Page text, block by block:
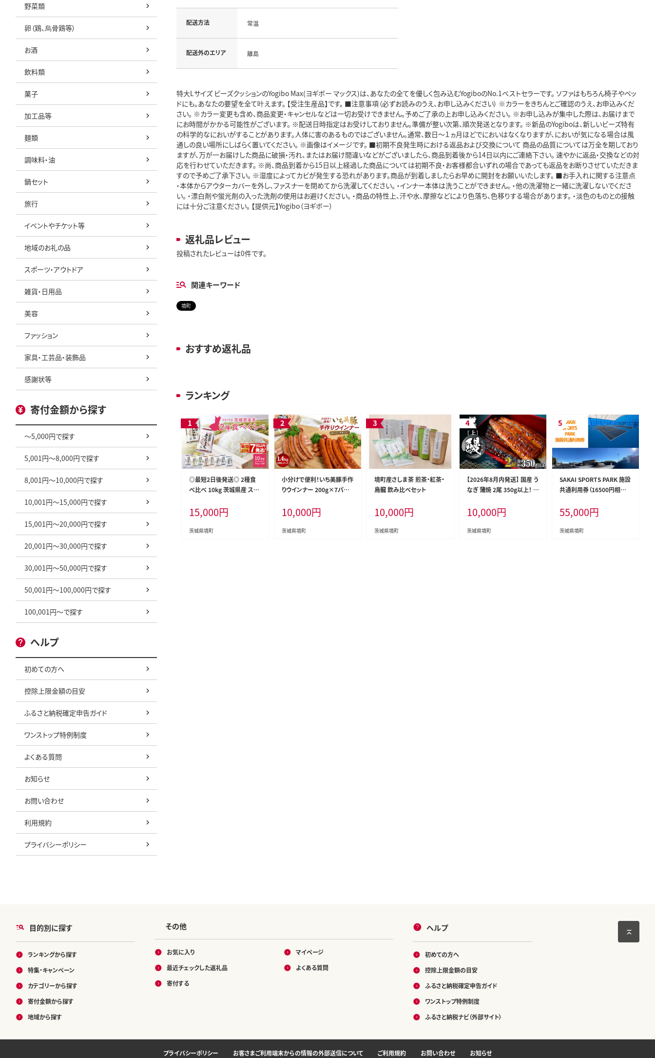
野菜類
卵（鶏、烏骨鶏等）
お酒
飲料類
菓子
加工品等
麺類
調味料・油
鍋セット
旅行
イベントやチケット等
地域のお礼の品
スポーツ・アウトドア
雑貨・日用品
美容
ファッション
家具・工芸品・装飾品
感謝状等
寄付金額から探す
～5,000円で探す
5,001円～8,000円で探す
8,001円～10,000円で探す
10,001円～15,000円で探す
15,001円～20,000円で探す
20,001円～30,000円で探す
30,001円～50,000円で探す
50,001円～100,000円で探す
100,001円～で探す
ヘルプ
初めての方へ
控除上限金額の目安
ふるさと納税確定申告ガイド
ワンストップ特例制度
よくある質問
お知らせ
お問い合わせ
利用規約
プライバシーポリシー
配送方法 常温
配送外のエリア 離島
特大Lサイズ ビーズクッションのYogibo Max(ヨギボー マックス)は、あなたの全てを優しく包み込むYogiboのNo.1ベストセラーです。 ソファはもちろん椅子やベッ
ドにも。あなたの要望を全て叶えます。 【受注生産品】です。 ■注意事項（必ずお読みのうえ、お申し込みください） ※カラーをきちんとご確認のうえ、お申込みくだ
さい。 ※カラー変更も含め、商品変更・キャンセルなどは一切お受けできません。予めご了承の上お申し込みください｡ ※お申し込みが集中した際は、お届けまで
にお時間がかかる可能性がございます。 ※配送日時指定はお受けしておりません。準備が整い次第、順次発送となります。 ※新品のYogiboは、新しいビーズ特有
の科学的なにおいがすることがあります。人体に害のあるものではございません。通常、数日～１ヵ月ほどでにおいはなくなりますが、においが気になる場合は風
通しの良い場所にしばらく置いてください。 ※画像はイメージです。 ■初期不良発生時における返品および交換について 商品の品質については万全を期しており
ますが、万が一お届けした商品に破損・汚れ、またはお届け間違いなどがございましたら、商品到着後から14日以内にご連絡下さい。 速やかに返品・交換などの対
応を行わせていただきます。 ※尚、商品到着から15日以上経過した商品については初期不良・お客様都合いずれの場合であっても返品をお断りさせていただきま
すので予めご了承下さい。 ※湿度によってカビが発生する恐れがあります。商品が到着しましたらお早めに開封をお願いいたします。 ■お手入れに関する注意点
・本体からアウターカバーを外し、ファスナーを閉めてから洗濯してください。 ・インナー本体は洗うことができません。 ・他の洗濯物と一緒に洗濯しないでくださ
い。 ・漂白剤や蛍光剤の入った洗剤の使用はお避けください。 ・商品の特性上、汗や水、摩擦などにより色落ち、色移りする場合があります。 ・淡色のものとの接触
には十分ご注意ください。 【提供元】Yogibo（ヨギボー）
返礼品レビュー
投稿されたレビューは0件です。
関連キーワード
境町
おすすめ返礼品
ランキング
◎最短2日後発送◎ 2種食
べ比べ 10kg 茨城県産 スピ
分け 2025年産【令和7年産/
白米】K2457
15,000円
茨城県境町
小分けで便利！いち美豚手作
りウインナー 200g×7パック
ジ ウインナー アウトドア キ
ャンプ バーベキュー 国産 S6
10,000円
茨城県境町
境町産さしま茶 煎茶・紅茶・
烏龍 飲み比べセット
10,000円
茨城県境町
【2026年8月内発送】 国産 う
なぎ 蒲焼 2尾 350g以上！ 鰻
unagi 鰻蒲焼 蒲焼き ウナギ
うな重 魚 魚介 K2185
10,000円
茨城県境町
SAKAI SPORTS PARK 施設
共通利用券（16500円相当）
ク / SAKAI Tennis court 2
020 / 境町ホッケーフィール
ド
55,000円
茨城県境町
目的別に探す
ランキングから探す
特集・キャンペーン
カテゴリーから探す
寄付金額から探す
地域から探す
その他
お気に入り
最近チェックした返礼品
寄付する
マイページ
よくある質問
ヘルプ
初めての方へ
控除上限金額の目安
ふるさと納税確定申告ガイド
ワンストップ特例制度
ふるさと納税ナビ（外部サイト）
プライバシーポリシー お客さまご利用端末からの情報の外部送信について ご利用規約 お問い合わせ お知らせ